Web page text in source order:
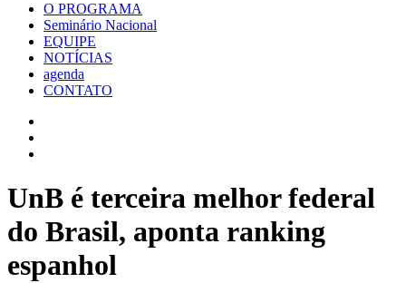
O PROGRAMA
Seminário Nacional
EQUIPE
NOTÍCIAS
agenda
CONTATO
UnB é terceira melhor federal
do Brasil, aponta ranking
espanhol